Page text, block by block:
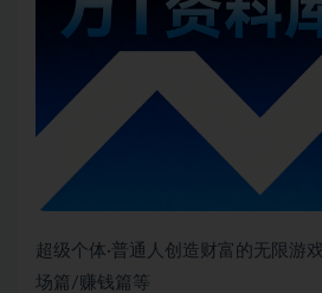
超级个体·普通人创造财富的无限游
场篇/赚钱篇等